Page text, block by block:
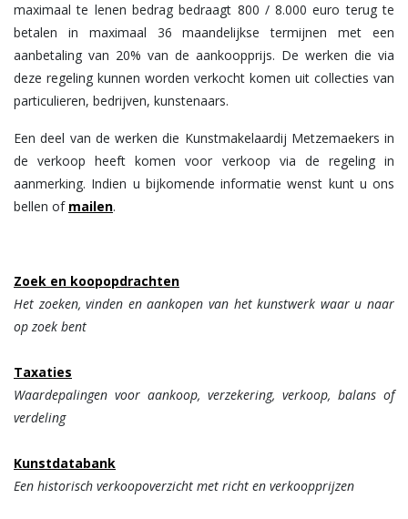
maximaal te lenen bedrag bedraagt 800 / 8.000 euro terug te
betalen in maximaal 36 maandelijkse termijnen met een
aanbetaling van 20% van de aankoopprijs. De werken die via
deze regeling kunnen worden verkocht komen uit collecties van
particulieren, bedrijven, kunstenaars.
Een deel van de werken die Kunstmakelaardij Metzemaekers in
de verkoop heeft komen voor verkoop via de regeling in
aanmerking. Indien u bijkomende informatie wenst kunt u ons
bellen of mailen.
Zoek en koopopdrachten
Het zoeken, vinden en aankopen van het kunstwerk waar u naar
op zoek bent
Taxaties
Waardepalingen voor aankoop, verzekering, verkoop, balans of
verdeling
Kunstdatabank
Een historisch verkoopoverzicht met richt en verkoopprijzen